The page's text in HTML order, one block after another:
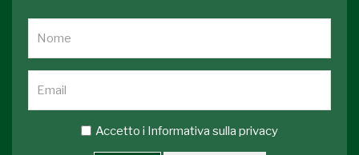
Accetto i Informativa sulla privacy